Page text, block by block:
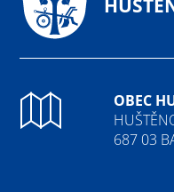
OBEC
687 03